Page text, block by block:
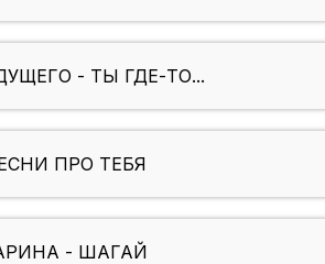
- ТЫ ГДЕ-ТО...
ПРО ТЕБЯ
- ШАГАЙ